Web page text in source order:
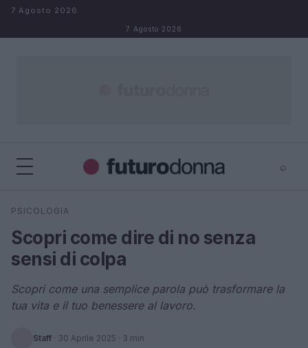
Salta al contenuto
7 Agosto 2026
7 Agosto 2026
⌕
Cerca
PSICOLOGIA
Scopri come dire di no senza
sensi di colpa
Scopri come una semplice parola può trasformare la
tua vita e il tuo benessere al lavoro.
Staff · 30 Aprile 2025 · 3 min